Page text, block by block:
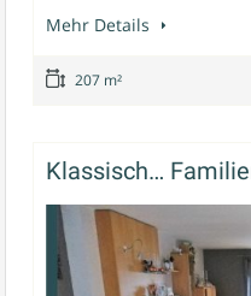
Mehr Details
207 m²
Klassisch…